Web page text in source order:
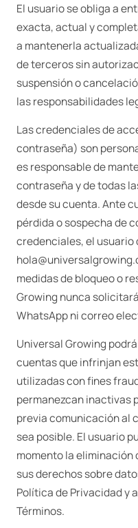
El usuario se obliga a
exacta, actual y
a mantenerla
de terceros sin
suspensión o
las responsabilidades
Las credenciales de
contraseña) son
es responsable de
contraseña y de todas
desde su cuenta. Ante
pérdida o sospecha de
credenciales, el
medidas de bloqueo o
Growing nunca
WhatsApp ni correo
Universal Growing
cuentas que infrinjan
utilizadas con fines
permanezcan inactivas
previa comunicación al
sea posible. El usuario
momento la eliminación
sus derechos sobre
Política de Privacidad y
Términos.